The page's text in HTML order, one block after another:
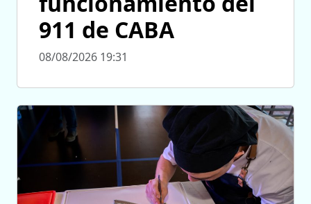
911 de CABA
08/08/2026 19:31